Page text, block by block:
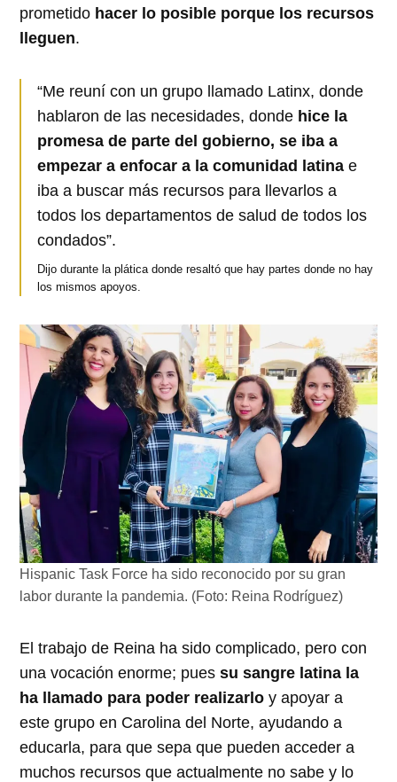
prometido hacer lo posible porque los recursos
lleguen.
“Me reuní con un grupo llamado Latinx, donde
hablaron de las necesidades, donde hice la
promesa de parte del gobierno, se iba a
empezar a enfocar a la comunidad latina e
iba a buscar más recursos para llevarlos a
todos los departamentos de salud de todos los
condados”.
Dijo durante la plática donde resaltó que hay partes donde no hay
los mismos apoyos.
Hispanic Task Force ha sido reconocido por su gran
labor durante la pandemia. (Foto: Reina Rodríguez)
El trabajo de Reina ha sido complicado, pero con
una vocación enorme; puessu sangre latina la
ha llamado para poder realizarlo y apoyar a
este grupo en Carolina del Norte, ayudando a
educarla, para que sepa que pueden acceder a
muchos recursos que actualmente no sabe y lo